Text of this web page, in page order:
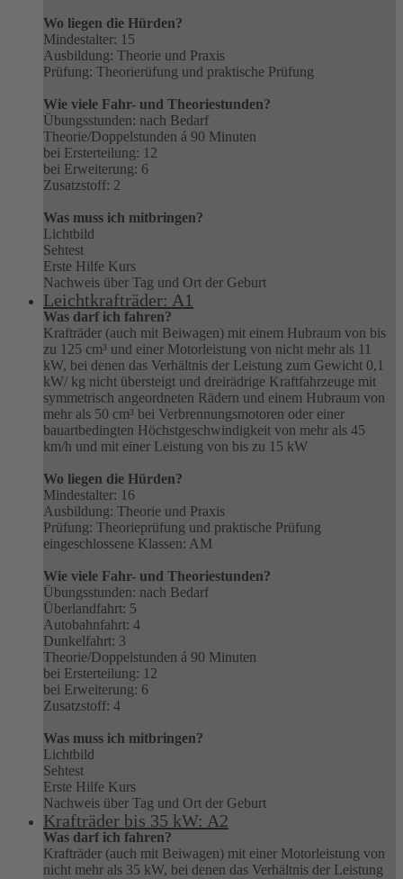
Wo liegen die Hürden?
Mindestalter: 15
Ausbildung: Theorie und Praxis
Prüfung: Theorierüfung und praktische Prüfung
Wie viele Fahr- und Theoriestunden?
Übungsstunden: nach Bedarf
Theorie/Doppelstunden á 90 Minuten
bei Ersterteilung: 12
bei Erweiterung: 6
Zusatzstoff: 2
Was muss ich mitbringen?
Lichtbild
Sehtest
Erste Hilfe Kurs
Nachweis über Tag und Ort der Geburt
Leichtkrafträder: A1
Was darf ich fahren?
Krafträder (auch mit Beiwagen) mit einem Hubraum von bis
zu 125 cm³ und einer Motorleistung von nicht mehr als 11
kW, bei denen das Verhältnis der Leistung zum Gewicht 0,1
kW/ kg nicht übersteigt und dreirädrige Kraftfahrzeuge mit
symmetrisch angeordneten Rädern und einem Hubraum von
mehr als 50 cm³ bei Verbrennungsmotoren oder einer
bauartbedingten Höchstgeschwindigkeit von mehr als 45
km/h und mit einer Leistung von bis zu 15 kW
Wo liegen die Hürden?
Mindestalter: 16
Ausbildung: Theorie und Praxis
Prüfung: Theorieprüfung und praktische Prüfung
eingeschlossene Klassen: AM
Wie viele Fahr- und Theoriestunden?
Übungsstunden: nach Bedarf
Überlandfahrt: 5
Autobahnfahrt: 4
Dunkelfahrt: 3
Theorie/Doppelstunden á 90 Minuten
bei Ersterteilung: 12
bei Erweiterung: 6
Zusatzstoff: 4
Was muss ich mitbringen?
Lichtbild
Sehtest
Erste Hilfe Kurs
Nachweis über Tag und Ort der Geburt
Krafträder bis 35 kW: A2
Was darf ich fahren?
Krafträder (auch mit Beiwagen) mit einer Motorleistung von
nicht mehr als 35 kW, bei denen das Verhältnis der Leistung